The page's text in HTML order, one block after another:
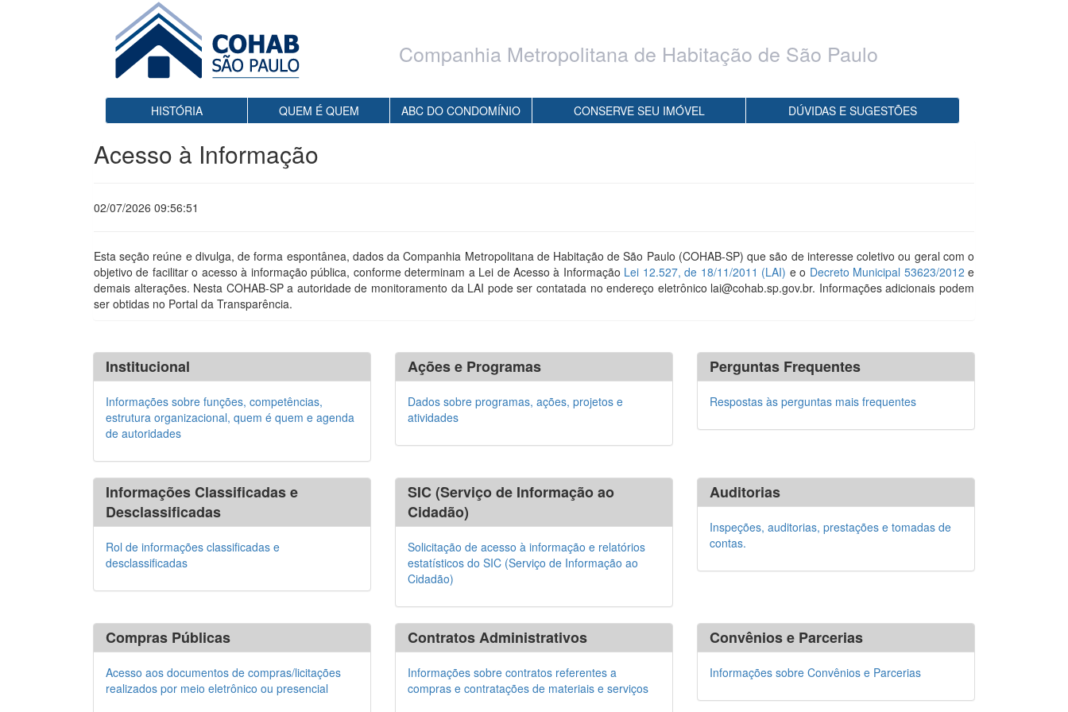
Companhia Metropolitana de Habitação de São Paulo
HISTÓRIA QUEM É QUEM ABC DO CONDOMÍNIO CONSERVE SEU IMÓVEL DÚVIDAS E SUGESTÕES
Acesso à Informação
02/07/2026 09:56:51
Esta seção reúne e divulga, de forma espontânea, dados da Companhia Metropolitana de Habitação de São Paulo (COHAB-SP) que são de interesse coletivo ou geral com o
objetivo de facilitar o acesso à informação pública, conforme determinam a Lei de Acesso à Informação Lei 12.527, de 18/11/2011 (LAI) e o Decreto Municipal 53623/2012 e
demais alterações. Nesta COHAB-SP a autoridade de monitoramento da LAI pode ser contatada no endereço eletrônico lai@cohab.sp.gov.br. Informações adicionais podem
ser obtidas no Portal da Transparência.
Institucional
Informações sobre funções, competências,
estrutura organizacional, quem é quem e agenda
de autoridades
Ações e Programas
Dados sobre programas, ações, projetos e
atividades
Perguntas Frequentes
Respostas às perguntas mais frequentes
Informações Classificadas e
Desclassificadas
Rol de informações classificadas e
desclassificadas
SIC (Serviço de Informação ao
Cidadão)
Solicitação de acesso à informação e relatórios
estatísticos do SIC (Serviço de Informação ao
Cidadão)
Auditorias
Inspeções, auditorias, prestações e tomadas de
contas.
Compras Públicas
Acesso aos documentos de compras/licitações
realizados por meio eletrônico ou presencial
Contratos Administrativos
Informações sobre contratos referentes a
compras e contratações de materiais e serviços
Convênios e Parcerias
Informações sobre Convênios e Parcerias